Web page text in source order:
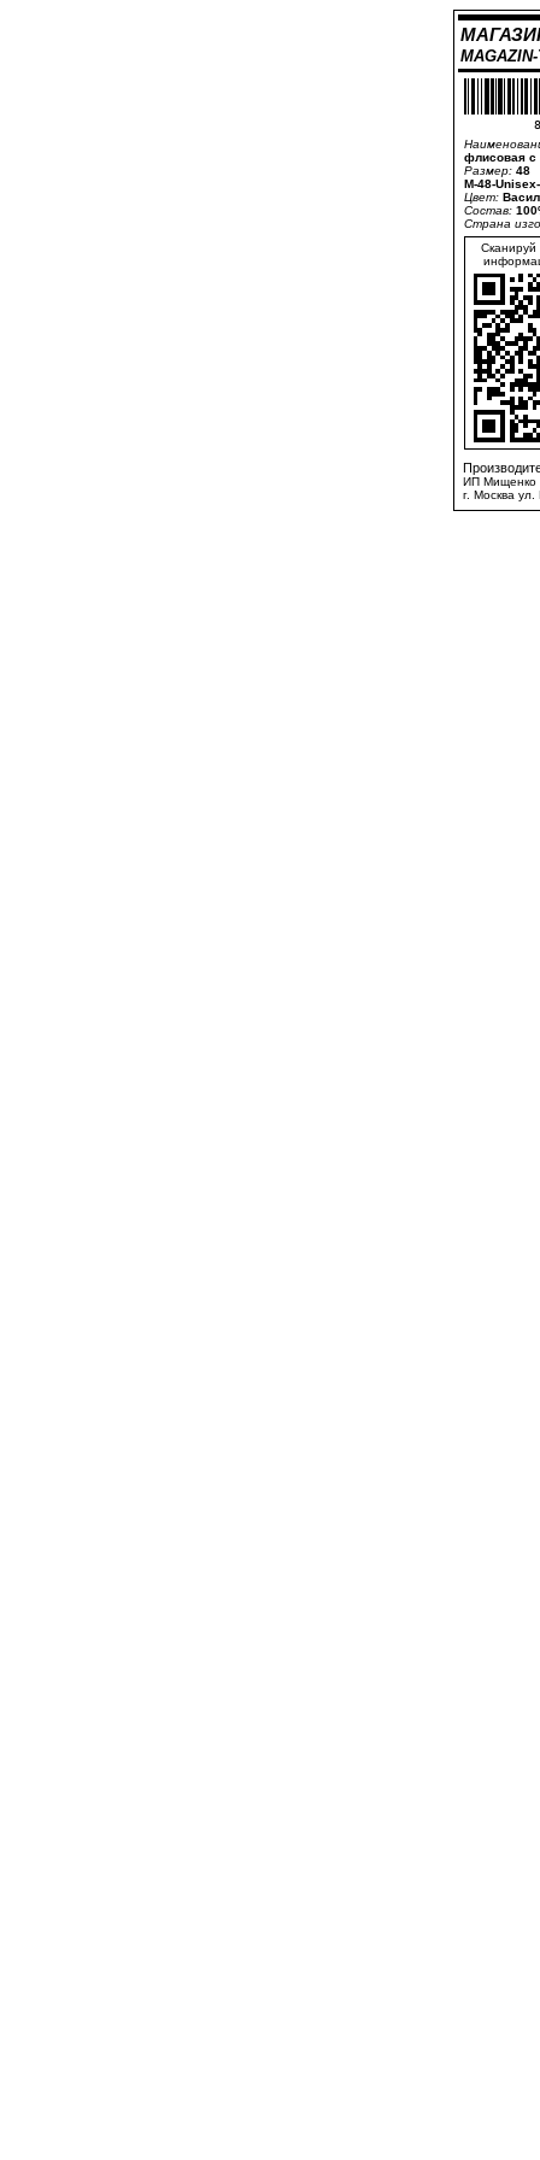
флисовая с
Размер: 48
M-48-
Цвет:
Состав:
Страна
Сканируй
ИП Мищенко
г. Москва